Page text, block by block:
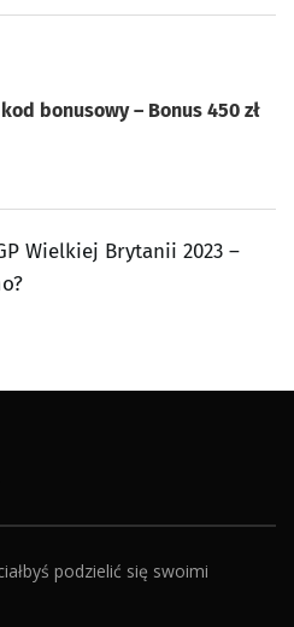
bonusowy – Bonus 450 zł
Wielkiej Brytanii 2023 –
podzielić się swoimi